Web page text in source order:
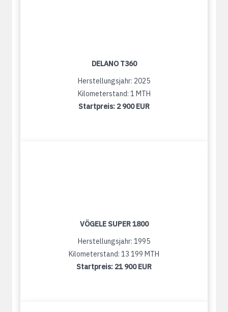
DELANO T360
Herstellungsjahr: 2025
Kilometerstand: 1 MTH
Startpreis: 2 900 EUR
VÖGELE SUPER 1800
Herstellungsjahr: 1995
Kilometerstand: 13 199 MTH
Startpreis: 21 900 EUR